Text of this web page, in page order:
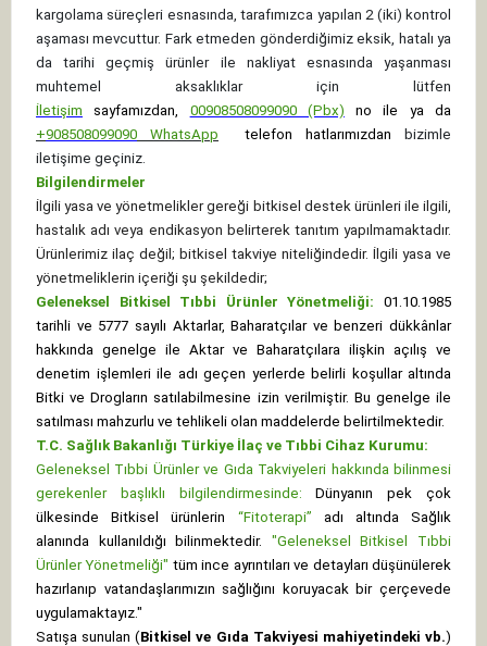
kargolama süreçleri esnasında, tarafımızca yapılan 2 (iki) kontrol
aşaması mevcuttur. Fark etmeden gönderdiğimiz eksik, hatalı ya
da tarihi geçmiş ürünler ile nakliyat esnasında yaşanması
muhtemel aksaklıklar için lütfen
İletişim
sayfamızdan, 00908508099090 (Pbx) no ile ya da
+908508099090 WhatsApp telefon hatlarımızdan bizimle
iletişime geçiniz.
Bilgilendirmeler
İlgili yasa ve yönetmelikler gereği bitkisel destek ürünleri ile ilgili,
hastalık adı veya endikasyon belirterek tanıtım yapılmamaktadır.
Ürünlerimiz ilaç değil; bitkisel takviye niteliğindedir. İlgili yasa ve
yönetmeliklerin içeriği şu şekildedir;
Geleneksel Bitkisel Tıbbi Ürünler Yönetmeliği: 01.10.1985
tarihli ve 5777 sayılı Aktarlar, Baharatçılar ve benzeri dükkânlar
hakkında genelge ile Aktar ve Baharatçılara ilişkin açılış ve
denetim işlemleri ile adı geçen yerlerde belirli koşullar altında
Bitki ve Drogların satılabilmesine izin verilmiştir. Bu genelge ile
satılması mahzurlu ve tehlikeli olan maddelerde belirtilmektedir.
T.C. Sağlık Bakanlığı Türkiye İlaç ve Tıbbi Cihaz Kurumu:
Geleneksel Tıbbi Ürünler ve Gıda Takviyeleri hakkında bilinmesi
gerekenler başlıklı bilgilendirmesinde:
Dünyanın pek çok
ülkesinde Bitkisel ürünlerin “Fitoterapi” adı altında Sağlık
alanında kullanıldığı bilinmektedir. "Geleneksel Bitkisel Tıbbi
Ürünler Yönetmeliği" tüm ince ayrıntıları ve detayları düşünülerek
hazırlanıp vatandaşlarımızın sağlığını koruyacak bir çerçevede
uygulamaktayız."
Satışa sunulan (Bitkisel ve Gıda Takviyesi mahiyetindeki vb.)